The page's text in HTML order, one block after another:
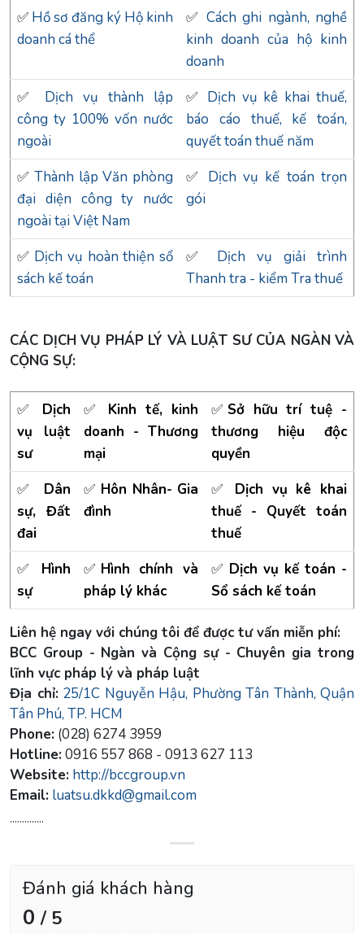
✅ Hồ sơ đăng ký Hộ kinh
doanh cá thể
✅ Cách ghi ngành, nghề
kinh doanh của hộ kinh
doanh
✅ Dịch vụ thành lập
công ty 100% vốn nước
ngoài
✅ Dịch vụ kê khai thuế,
báo cáo thuế, kế toán,
quyết toán thuế năm
✅Thành lập Văn phòng
đại diện công ty nước
ngoài tại Việt Nam
✅ Dịch vụ kế toán trọn
gói
✅ Dịch vụ hoàn thiện sổ
sách kế toán
✅ Dịch vụ giải trình
Thanh tra - kiểm Tra thuế
CÁC DỊCH VỤ PHÁP LÝ VÀ LUẬT SƯ CỦA NGÀN VÀ
CỘNG SỰ:
✅ Dịch
vụ luật
sư
✅ Kinh tế, kinh
doanh - Thương
mại
✅ Sở hữu trí tuệ -
thương hiệu độc
quyền
✅ Dân
sự, Đất
đai
✅ Hôn Nhân- Gia
đình
✅ Dịch vụ kê khai
thuế - Quyết toán
thuế
✅ Hình
sự
✅ Hình chính và
pháp lý khác
✅ Dịch vụ kế toán -
Sổ sách kế toán
Liên hệ ngay với chúng tôi để được tư vấn miễn phí:
BCC Group - Ngàn và Cộng sự - Chuyên gia trong
lĩnh vực pháp lý và pháp luật
Địa chỉ: 25/1C Nguyễn Hậu, Phường Tân Thành, Quận
Tân Phú, TP. HCM
Phone: (028) 6274 3959
Hotline:0916 557 868 - 0913 627 113
Website: http://bccgroup.vn
Email: luatsu.dkkd@gmail.com
..............
Đánh giá khách hàng
0 / 5